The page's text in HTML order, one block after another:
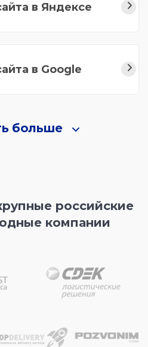
в Яндексе
в Google
больше
российские
компании